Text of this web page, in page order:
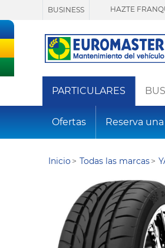
BUSINESS HAZTE
PARTICULARES
Ofertas Reserva
Inicio Todas las marcas